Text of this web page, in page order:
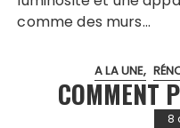
comme des murs…
A LA UNE
COMMENT
8